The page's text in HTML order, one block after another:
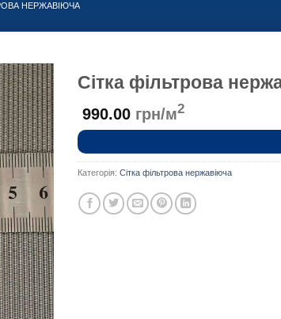
НЕРЖАВІЮЧА
Сітка фільтрова
990.00 грн/м2
Категорія: Сітка фільтрова нержавіюча